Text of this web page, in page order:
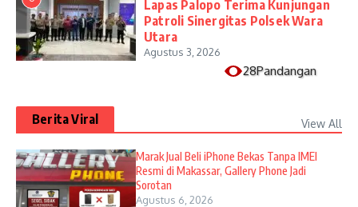
Lapas Palopo Terima Kunjungan
Patroli Sinergitas Polsek Wara
Utara
Agustus 3, 2026
28Pandangan
Berita Viral View All
​Marak Jual Beli iPhone Bekas Tanpa IMEI
Resmi di Makassar, Gallery Phone Jadi
Sorotan
Agustus 6, 2026